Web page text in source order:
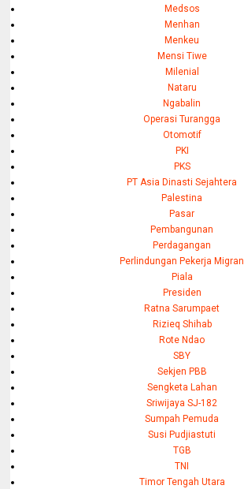
Medsos
Menhan
Menkeu
Mensi Tiwe
Milenial
Nataru
Ngabalin
Operasi Turangga
Otomotif
PKI
PKS
PT Asia Dinasti Sejahtera
Palestina
Pasar
Pembangunan
Perdagangan
Perlindungan Pekerja Migran
Piala
Presiden
Ratna Sarumpaet
Rizieq Shihab
Rote Ndao
SBY
Sekjen PBB
Sengketa Lahan
Sriwijaya SJ-182
Sumpah Pemuda
Susi Pudjiastuti
TGB
TNI
Timor Tengah Utara